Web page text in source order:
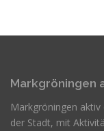
Markgröningen
Markgröningen
der Stadt, mit